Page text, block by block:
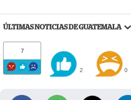
ÚLTIMAS NOTICIAS DE GUATEMALA
7
2 0